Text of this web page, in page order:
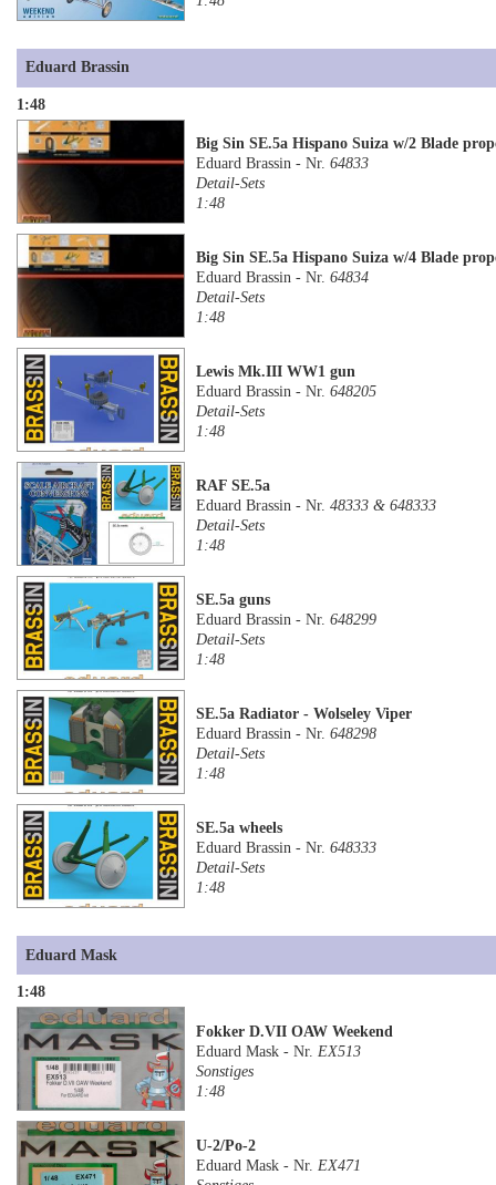
Eduard Brassin
1:48
Big Sin SE.5a Hispano Suiza w/2 Blade
Eduard Brassin - Nr.64833
Detail-Sets
1:48
Big Sin SE.5a Hispano Suiza w/4 Blade
Eduard Brassin - Nr.64834
Detail-Sets
1:48
Lewis Mk.III WW1 gun
Eduard Brassin - Nr.648205
Detail-Sets
1:48
RAF SE.5a
Eduard Brassin - Nr.48333 & 648333
Detail-Sets
1:48
SE.5a guns
Eduard Brassin - Nr.648299
Detail-Sets
1:48
SE.5a Radiator - Wolseley Viper
Eduard Brassin - Nr.648298
Detail-Sets
1:48
SE.5a wheels
Eduard Brassin - Nr.648333
Detail-Sets
1:48
Eduard Mask
1:48
Fokker D.VII OAW Weekend
Eduard Mask - Nr. EX513
Sonstiges
1:48
U-2/Po-2
Eduard Mask - Nr. EX471